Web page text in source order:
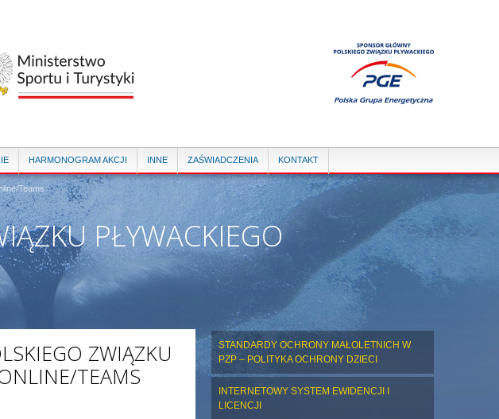
HARMONOGRAM AKCJI INNE ZAŚWIADCZENIA KONTAKT
Teams
PŁYWACKIEGO
ZWIĄZKU
TEAMS
STANDARDY OCHRONY MAŁOLETNICH W
PZP – POLITYKA OCHRONY DZIECI
INTERNETOWY SYSTEM EWIDENCJI I
LICENCJI